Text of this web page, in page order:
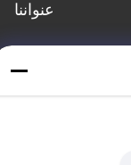
عنواننا
منطقة بينجتشينغ، داتونغ،